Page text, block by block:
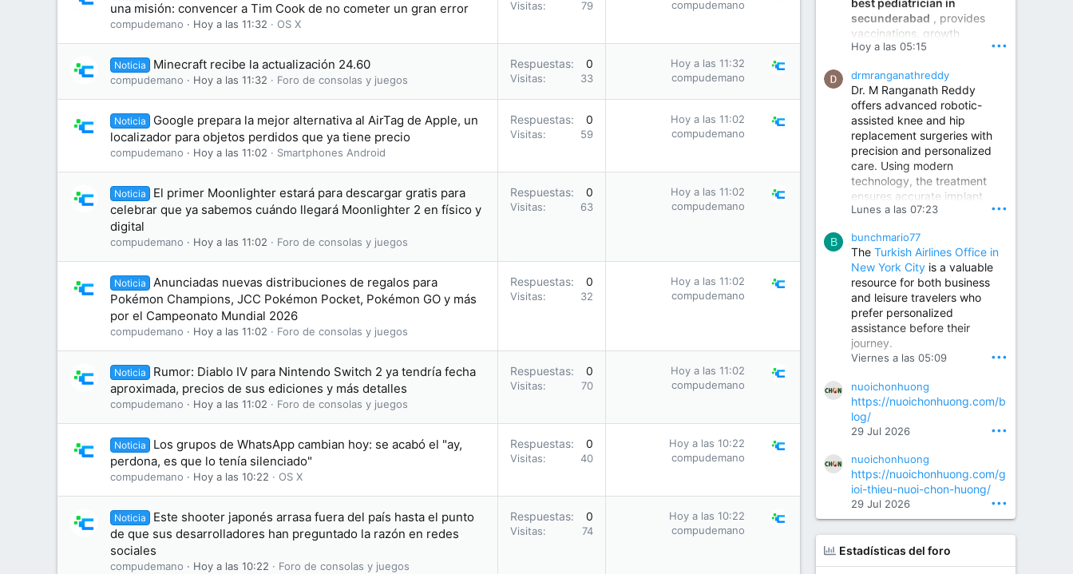
una misión: convencer a Tim Cook de no cometer un gran error
compudemano Hoy a las 11:32 OS X
Visitas 79
compudemano
Noticia Minecraft recibe la actualización 24.60
compudemano Hoy a las 11:32 Foro de consolas y juegos
Respuestas 0
Visitas 33
Hoy a las 11:32
compudemano
Noticia
Google prepara la mejor alternativa al AirTag de Apple, un
localizador para objetos perdidos que ya tiene precio
compudemano Hoy a las 11:02 Smartphones Android
Respuestas 0
Visitas 59
Hoy a las 11:02
compudemano
Noticia
El primer Moonlighter estará para descargar gratis para
celebrar que ya sabemos cuándo llegará Moonlighter 2 en físico y
digital
compudemano Hoy a las 11:02 Foro de consolas y juegos
Respuestas 0
Visitas 63
Hoy a las 11:02
compudemano
Noticia
Anunciadas nuevas distribuciones de regalos para
Pokémon Champions, JCC Pokémon Pocket, Pokémon GO y más
por el Campeonato Mundial 2026
compudemano Hoy a las 11:02 Foro de consolas y juegos
Respuestas 0
Visitas 32
Hoy a las 11:02
compudemano
Noticia
Rumor: Diablo IV para Nintendo Switch 2 ya tendría fecha
aproximada, precios de sus ediciones y más detalles
compudemano Hoy a las 11:02 Foro de consolas y juegos
Respuestas 0
Visitas 70
Hoy a las 11:02
compudemano
Noticia
Los grupos de WhatsApp cambian hoy: se acabó el "ay,
perdona, es que lo tenía silenciado"
compudemano Hoy a las 10:22 OS X
Respuestas 0
Visitas 40
Hoy a las 10:22
compudemano
Noticia
Este shooter japonés arrasa fuera del país hasta el punto
de que sus desarrolladores han preguntado la razón en redes
sociales
compudemano Hoy a las 10:22 Foro de consolas y juegos
Respuestas 0
Visitas 74
Hoy a las 10:22
compudemano
best pediatrician in
secunderabad , provides
vaccinations, growth
monitoring, newborn care,
illnesses, nutrition guidance,
and preventive healthcare in
a child-friendly environment.
Children Hospital in Secunderabad | Best Pediatrician in Hyderabad | Neonatologist in Medchal
Our pediatrician and
Neonatologist team at...
www.srianaghaclinic.com
Hoy a las 05:15 •••
drmranganathreddy
Dr. M Ranganath Reddy
offers advanced robotic-
assisted knee and hip
replacement surgeries with
precision and personalized
care. Using modern
technology, the treatment
ensures accurate implant
placement, reduced pain,
improved joint function,
helping patients return to an
active and comfortable
lifestyle.
Orthopedic Surgeon in Kondapur | Best Orthopedic Doctor in Kondapur | Dr. M. Ranganath Reddy
Consult Dr. M. Ranganath
Reddy, the best...
www.drranganathreddy.co
m
Lunes a las 07:23 •••
B bunchmario77
The Turkish Airlines Office in
New York City is a valuable
resource for both business
and leisure travelers who
prefer personalized
assistance before their
journey.
Viernes a las 05:09 •••
nuoichonhuong
https://nuoichonhuong.com/b
log/
29 Jul 2026 •••
nuoichonhuong
https://nuoichonhuong.com/g
ioi-thieu-nuoi-chon-huong/
29 Jul 2026 •••
Estadísticas del foro